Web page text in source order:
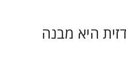
היא מבנה